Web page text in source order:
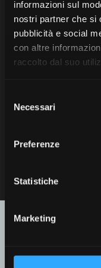
informazioni sul
nostri partner che si
pubblicità e social
con altre
raccolto dal suo
delNecessari
Preferenze
Statistiche
Marketing
Ogni lubrificante è
direttamente
McCormickper
migliori prestazioni
condizione di
L’uso regolare di
Affidati a